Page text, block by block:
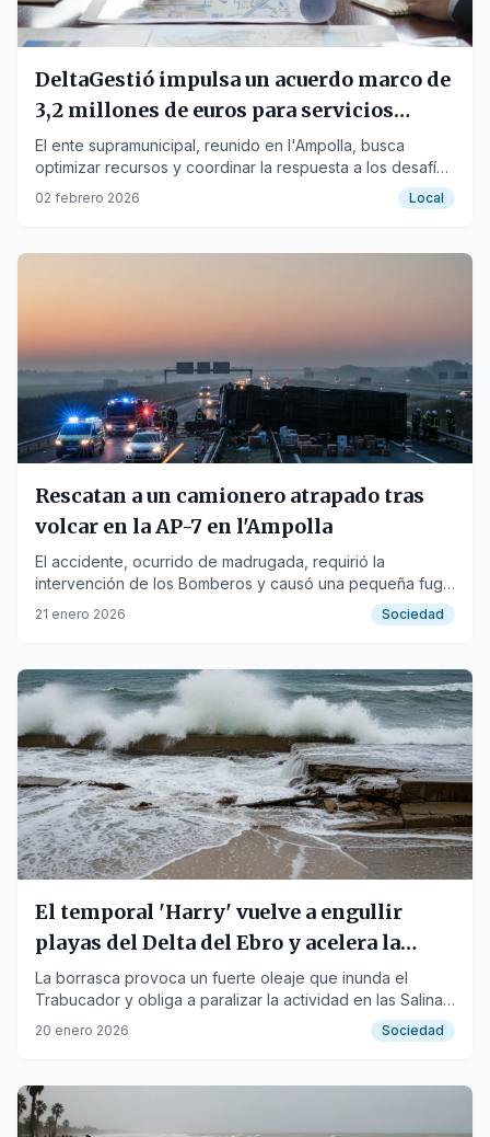
DeltaGestió impulsa un acuerdo marco de
3,2 millones de euros para servicios
técnicos en el Delta del Ebro
El ente supramunicipal, reunido en l'Ampolla, busca
optimizar recursos y coordinar la respuesta a los desafíos
comunes de la zona.
02 febrero 2026 Local
Rescatan a un camionero atrapado tras
volcar en la AP-7 en l'Ampolla
El accidente, ocurrido de madrugada, requirió la
intervención de los Bomberos y causó una pequeña fuga
de combustible.
21 enero 2026 Sociedad
El temporal 'Harry' vuelve a engullir
playas del Delta del Ebro y acelera la
regresión costera
La borrasca provoca un fuerte oleaje que inunda el
Trabucador y obliga a paralizar la actividad en las Salinas
de la Trinitat.
20 enero 2026 Sociedad